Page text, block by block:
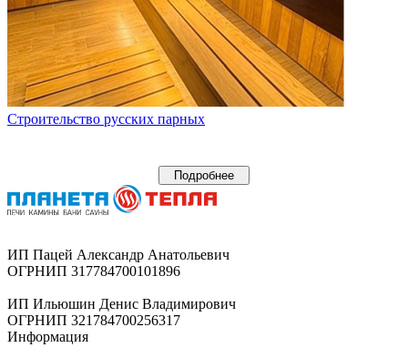
Строительство русских парных
Подробнее
ИП Пацей Александр Анатольевич
ОГРНИП 317784700101896
ИП Ильюшин Денис Владимирович
ОГРНИП 321784700256317
Информация